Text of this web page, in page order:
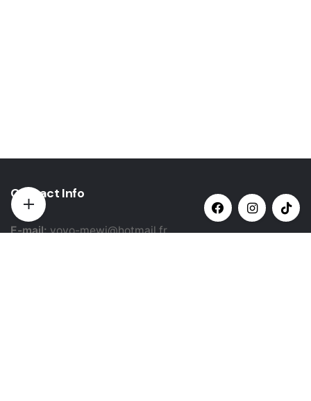
Contact Info
E-mail:yovo-mewi@hotmail.fr